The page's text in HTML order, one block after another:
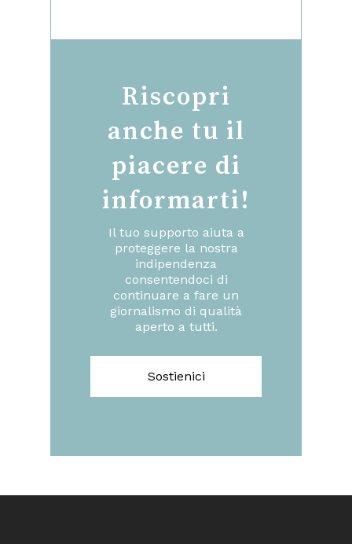
Riscopri
anche tu il
piacere di
informarti!
Il tuo supporto aiuta a
proteggere la nostra
indipendenza
consentendoci di
continuare a fare un
giornalismo di qualità
aperto a tutti.
Sostienici